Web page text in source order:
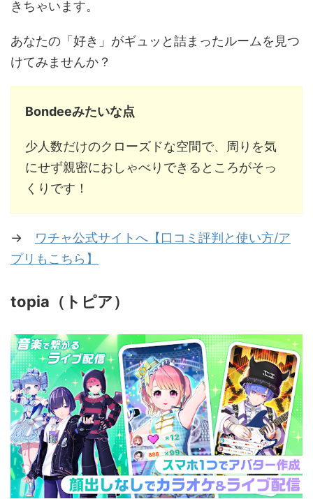
きちゃいます。
あなたの「好き」がギュッと詰まったルームを見つ
けてみませんか？
Bondeeみたいな点
少人数だけのクローズドな空間で、周りを気
にせず親密におしゃべりできるところがそっ
くりです！
→ ワチャ公式サイトへ【口コミ評判と使い方/ア
プリもこちら】
topia（トピア）